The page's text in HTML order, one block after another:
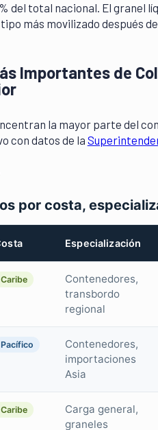
del total nacional. El granel
más movilizado después
Importantes de
la mayor parte del
con datos de la
por costa,
Especialización
Caribe
Contenedores,
transbordo
regional
Pacífico
Contenedores,
importaciones
Asia
Caribe
Carga general,
graneles